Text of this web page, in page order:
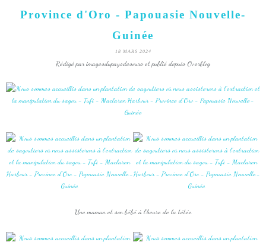
Province d'Oro - Papouasie Nouvelle-
Guinée
18 MARS 2024
Rédigé par imagesdupaysdesours et publié depuis Overblog
Une maman et son bébé à l'heure de la tétée